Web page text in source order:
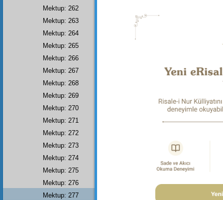
Bu
Mektup: 262
Mektup: 263
Mektup: 264
Mektup: 265
Mektup: 266
Mektup: 267
Mektup: 268
Mektup: 269
Mektup: 270
Mektup: 271
Mektup: 272
Mektup: 273
Mektup: 274
Mektup: 275
Mektup: 276
Mektup: 277